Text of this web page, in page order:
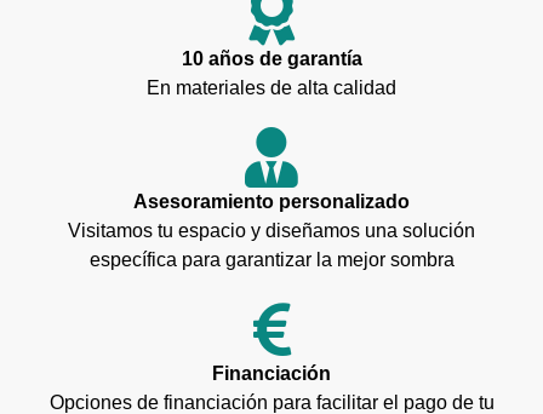
10 años de garantía
En materiales de alta calidad
Asesoramiento personalizado
Visitamos tu espacio y diseñamos una solución
específica para garantizar la mejor sombra
Financiación
Opciones de financiación para facilitar el pago de tu